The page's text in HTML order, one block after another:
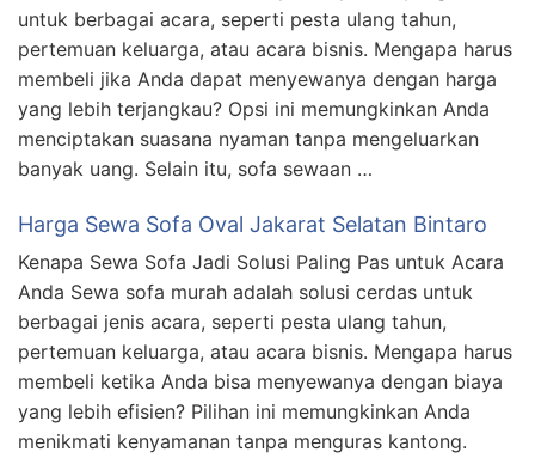
untuk berbagai acara, seperti pesta ulang tahun,
pertemuan keluarga, atau acara bisnis. Mengapa harus
membeli jika Anda dapat menyewanya dengan harga
yang lebih terjangkau? Opsi ini memungkinkan Anda
menciptakan suasana nyaman tanpa mengeluarkan
banyak uang. Selain itu, sofa sewaan …
Harga Sewa Sofa Oval Jakarat Selatan Bintaro
Kenapa Sewa Sofa Jadi Solusi Paling Pas untuk Acara
Anda Sewa sofa murah adalah solusi cerdas untuk
berbagai jenis acara, seperti pesta ulang tahun,
pertemuan keluarga, atau acara bisnis. Mengapa harus
membeli ketika Anda bisa menyewanya dengan biaya
yang lebih efisien? Pilihan ini memungkinkan Anda
menikmati kenyamanan tanpa menguras kantong.